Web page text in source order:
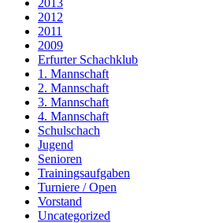
2013
2012
2011
2009
Erfurter Schachklub
1. Mannschaft
2. Mannschaft
3. Mannschaft
4. Mannschaft
Schulschach
Jugend
Senioren
Trainingsaufgaben
Turniere / Open
Vorstand
Uncategorized